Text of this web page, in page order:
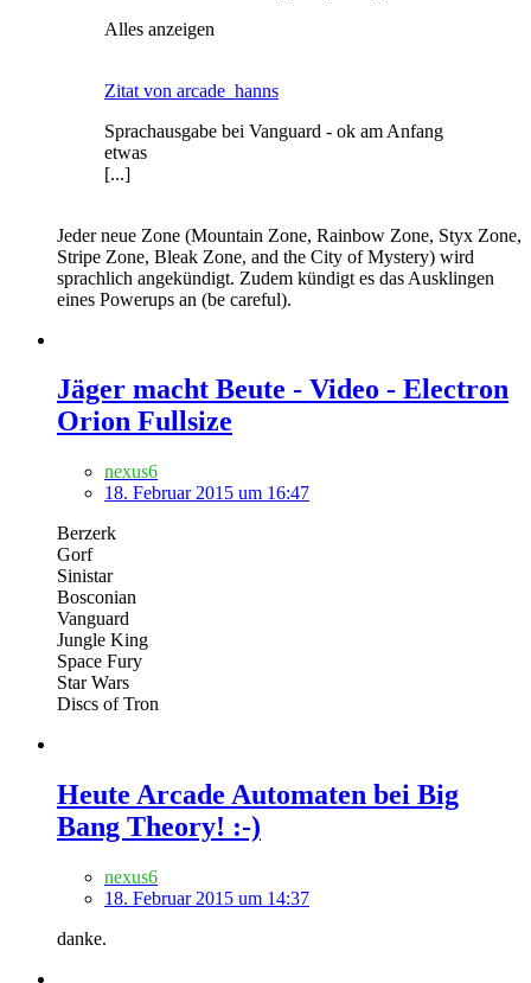
Alles anzeigen
Zitat von arcade_hanns
Sprachausgabe bei Vanguard - ok am Anfang
etwas
[...]
Jeder neue Zone (Mountain Zone, Rainbow Zone, Styx Zone,
Stripe Zone, Bleak Zone, and the City of Mystery) wird
sprachlich angekündigt. Zudem kündigt es das Ausklingen
eines Powerups an (be careful).
Jäger macht Beute - Video - Electron
Orion Fullsize
nexus6
18. Februar 2015 um 16:47
Berzerk
Gorf
Sinistar
Bosconian
Vanguard
Jungle King
Space Fury
Star Wars
Discs of Tron
Heute Arcade Automaten bei Big
Bang Theory! :-)
nexus6
18. Februar 2015 um 14:37
danke.